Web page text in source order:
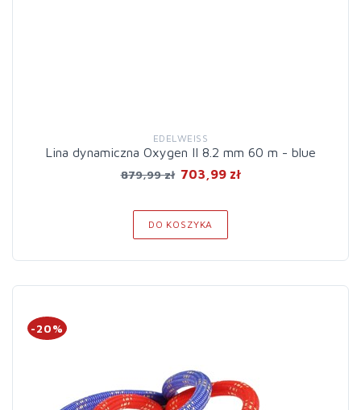
EDELWEISS
Lina dynamiczna Oxygen II 8.2 mm 60 m - blue
879,99 zł 703,99 zł
DO KOSZYKA
-20%